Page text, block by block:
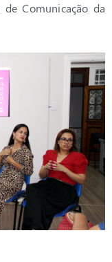
Comunicação da